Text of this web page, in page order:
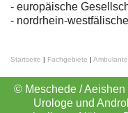
- europäische
- nordrhein-
Startseite | Fachgebiete |
© Meschede /
Urologe und